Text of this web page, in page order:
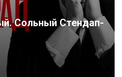
Сольный Стендап-